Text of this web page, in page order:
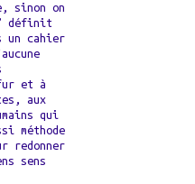
sinon on
définit
un cahier
et à
aux
qui
méthode
redonner
sens